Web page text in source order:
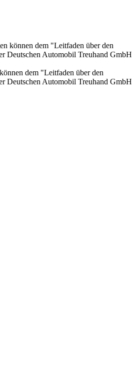
können dem "Leitfaden über den
Deutschen Automobil Treuhand GmbH
dem "Leitfaden über den
Deutschen Automobil Treuhand GmbH